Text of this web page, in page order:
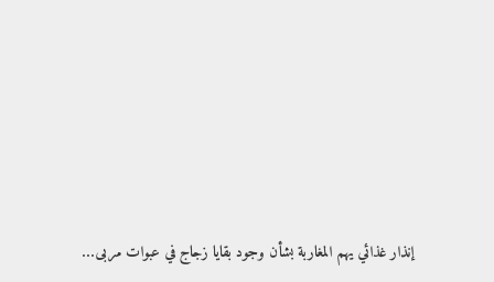
إنذار غذائي يهم المغاربة بشأن وجود بقايا زجاج في عبوات مربى…